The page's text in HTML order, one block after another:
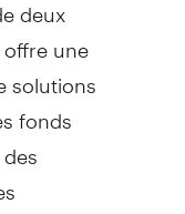
une
solutions
fonds